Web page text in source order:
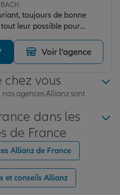
toujours de bonne
leur possible pour
de pépin. Je recommande
Voir l'agence
vous
nos agences Allianz sont
dans les
de France
Allianz de France
et conseils Allianz